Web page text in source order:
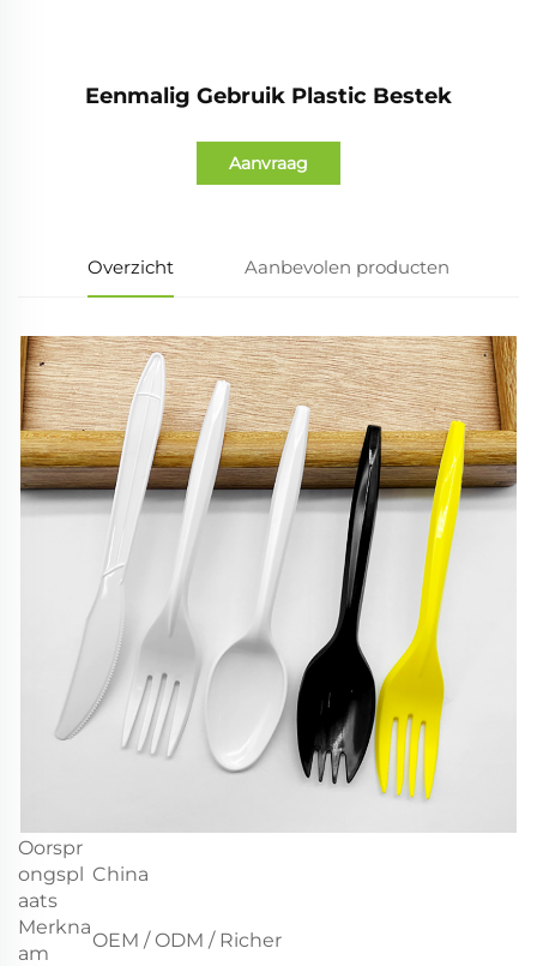
Eenmalig Gebruik Plastic Bestek
Aanvraag
Overzicht Aanbevolen producten
Oorspr
ongspl
aats
China
Merkna
am
OEM / ODM / Richer